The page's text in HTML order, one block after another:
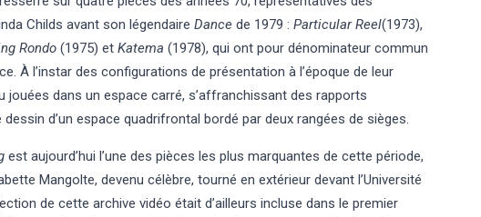
Childs avant son légendaire Dance de 1979 : Particular Reel(1973),
Rondo (1975) et Katema (1978), qui ont pour dénominateur commun
À l’instar des configurations de présentation à l’époque de leur
jouées dans un espace carré, s’affranchissant des rapports
d’un espace quadrifrontal bordé par deux rangées de sièges.
est aujourd’hui l’une des pièces les plus marquantes de cette période,
Mangolte, devenu célèbre, tourné en extérieur devant l’Université
de cette archive vidéo était d’ailleurs incluse dans le premier